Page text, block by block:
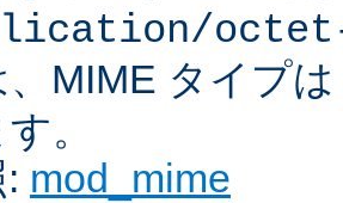
、MIME タイプ
。
mod_mime